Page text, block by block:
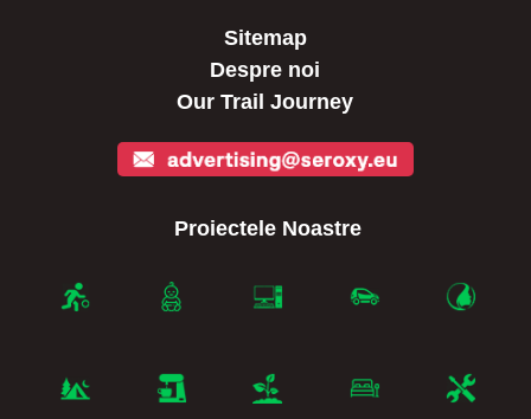
Sitemap
Despre noi
Our Trail Journey
Proiectele Noastre